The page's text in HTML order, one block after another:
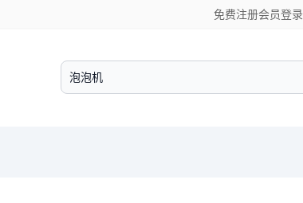
免费注册会员登录